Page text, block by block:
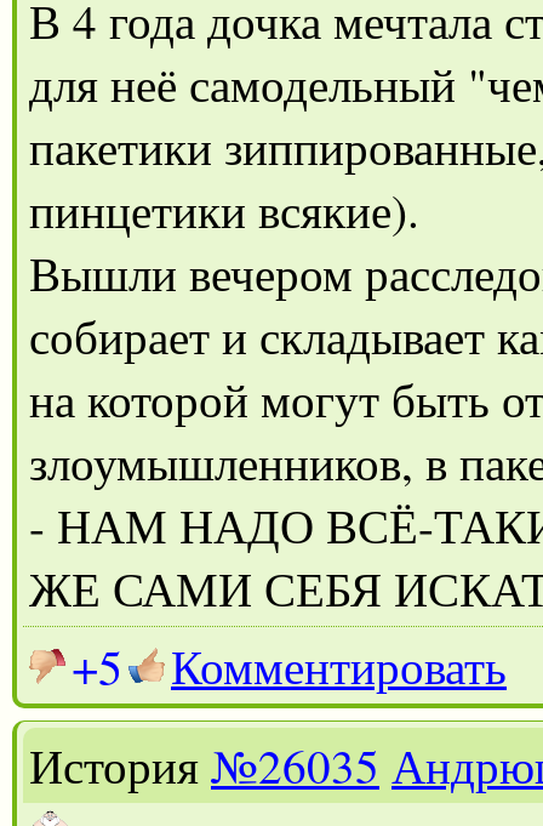
В 4 года дочка мечтала
для неё самодельный
пакетики
пинцетики всякие).
Вышли вечером
собирает и складывает
на которой могут быть
злоумышленников, в
- НАМ НАДО ВСЁ-
ЖЕ САМИ СЕБЯ
+5
Комментировать
История№26035